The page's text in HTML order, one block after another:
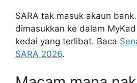
SARA tak masuk akaun
dimasukkan ke dalam
kedai yang terlibat. Baca
SARA 2026.